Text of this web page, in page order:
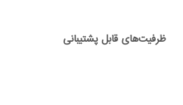
ظرفیت‌های قابل پشتیبانی